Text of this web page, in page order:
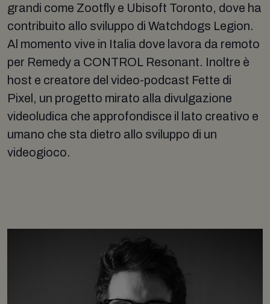
grandi come Zootfly e Ubisoft Toronto, dove ha
contribuito allo sviluppo di Watchdogs Legion.
Al momento vive in Italia dove lavora da remoto
per Remedy a CONTROL Resonant. Inoltre è
host e creatore del video-podcast Fette di
Pixel, un progetto mirato alla divulgazione
videoludica che approfondisce il lato creativo e
umano che sta dietro allo sviluppo di un
videogioco.